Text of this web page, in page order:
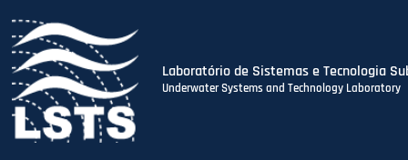
Skip
Laboratório de Sistemas e Tecnologia
Underwater Systems and Technology Laboratory